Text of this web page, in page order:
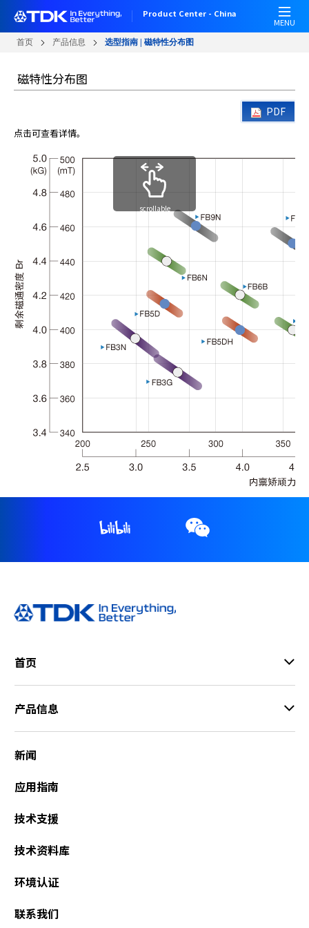
Product Center - China
MENU
首页 产品信息 选型指南 | 磁特性分布图
磁特性分布图
PDF
点击可查看详情。
scrollable
首页
产品信息
新闻
应用指南
技术支援
技术资料库
环境认证
联系我们